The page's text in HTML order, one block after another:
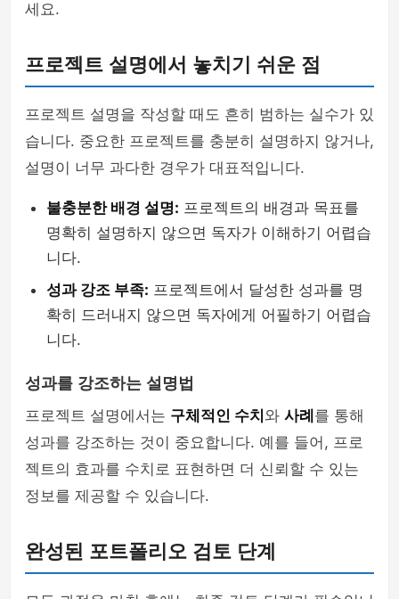
세요.
프로젝트 설명에서 놓치기 쉬운 점
프로젝트 설명을 작성할 때도 흔히 범하는 실수가 있
습니다. 중요한 프로젝트를 충분히 설명하지 않거나,
설명이 너무 과다한 경우가 대표적입니다.
불충분한 배경 설명: 프로젝트의 배경과 목표를
명확히 설명하지 않으면 독자가 이해하기 어렵습
니다.
성과 강조 부족: 프로젝트에서 달성한 성과를 명
확히 드러내지 않으면 독자에게 어필하기 어렵습
니다.
성과를 강조하는 설명법
프로젝트 설명에서는 구체적인 수치 와 사례 를 통해
성과를 강조하는 것이 중요합니다. 예를 들어, 프로
젝트의 효과를 수치로 표현하면 더 신뢰할 수 있는
정보를 제공할 수 있습니다.
완성된 포트폴리오 검토 단계